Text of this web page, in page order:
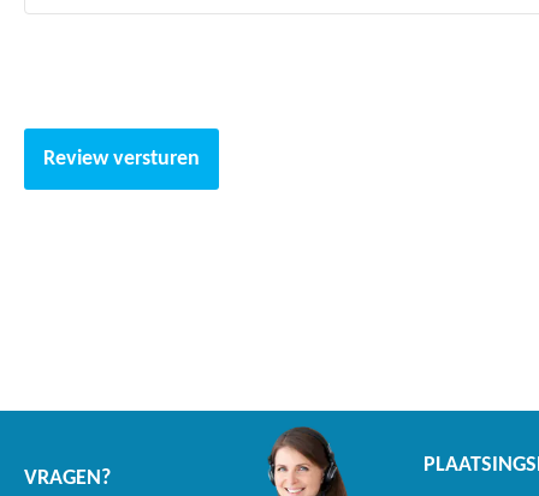
Review versturen
VRAGEN?